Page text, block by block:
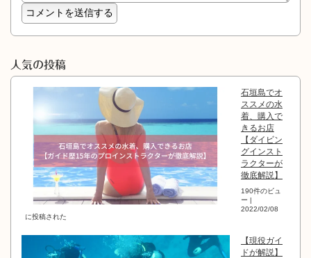
人気の投稿
石垣島でオ
ススメの水
着、購入で
きるお店
【ダイビン
グインスト
ラクターが
徹底解説】
190件のビュ
ー |
2022/02/08
に投稿された
【現役ガイ
ドが解説】